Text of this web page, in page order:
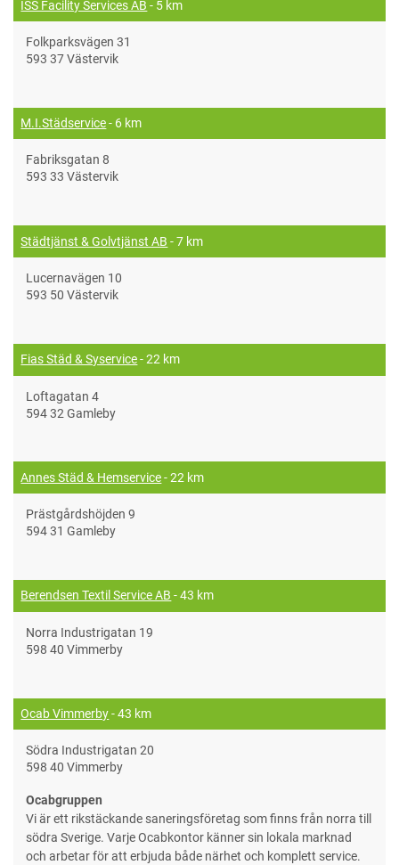
ISS Facility Services AB - 5 km
Folkparksvägen 31
593 37 Västervik
M.I.Städservice- 6 km
Fabriksgatan 8
593 33 Västervik
Städtjänst & Golvtjänst AB - 7 km
Lucernavägen 10
593 50 Västervik
Fias Städ & Syservice- 22 km
Loftagatan 4
594 32 Gamleby
Annes Städ & Hemservice- 22 km
Prästgårdshöjden 9
594 31 Gamleby
Berendsen Textil Service AB - 43 km
Norra Industrigatan 19
598 40 Vimmerby
Ocab Vimmerby- 43 km
Södra Industrigatan 20
598 40 Vimmerby
Ocabgruppen
Vi är ett rikstäckande saneringsföretag som finns från norra till
södra Sverige. Varje Ocabkontor känner sin lokala marknad
och arbetar för att erbjuda både närhet och komplett service.